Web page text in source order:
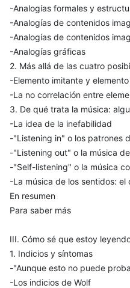
-Analogías formales y
-Analogías de contenidos
-Analogías de contenidos
-Analogías gráficas
2. Más allá de las cuatro
-Elemento imitante y
-La no correlación entre
3. De qué trata la música:
-La idea de la inefabilidad
-"Listening in" o los patrones
-"Listening out" o la música
-"Self-listening" o la música
-La música de los sentidos: el
En resumen
Para saber más
III. Cómo sé que estoy
1. Indicios y síntomas
-"Aunque esto no puede
-Los indicios de Wolf